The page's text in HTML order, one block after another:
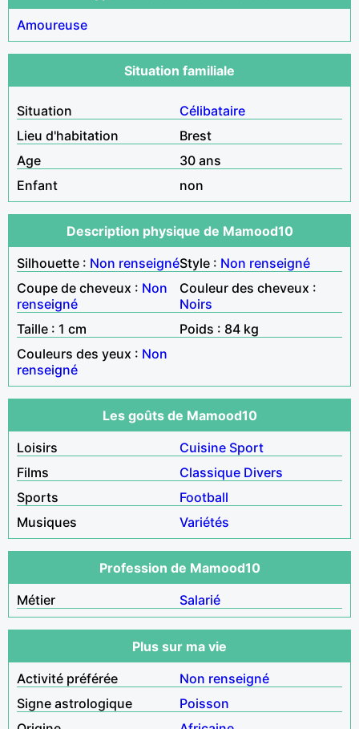
Amoureuse
Situation familiale
Situation
Célibataire
Lieu d'habitation
Brest
Age
30 ans
Enfant
non
Description physique de Mamood10
Silhouette : Non renseignéStyle : Non renseigné
Coupe de cheveux : Non
renseigné
Couleur des cheveux :
Noirs
Taille : 1 cm
Poids : 84 kg
Couleurs des yeux : Non
renseigné
Les goûts de Mamood10
Loisirs
Cuisine Sport
Films
Classique Divers
Sports
Football
Musiques
Variétés
Profession de Mamood10
Métier
Salarié
Plus sur ma vie
Activité préférée
Non renseigné
Signe astrologique
Poisson